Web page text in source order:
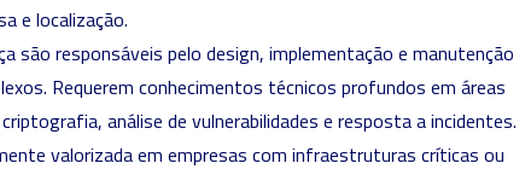
e localização.
são responsáveis pelo design, implementação e manutenção
Requerem conhecimentos técnicos profundos em áreas
análise de vulnerabilidades e resposta a incidentes.
valorizada em empresas com infraestruturas críticas ou